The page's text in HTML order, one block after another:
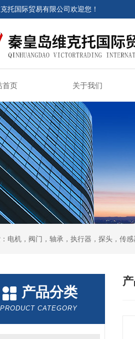
托国际贸易有限公司欢迎您！
首页 关于我们
电机，阀门，轴承，执行器，探头，传
产品分类
PRODUCT CATEGORY